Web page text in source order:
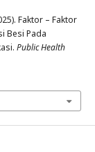
Faktor – Faktor
Besi Pada
Public Health